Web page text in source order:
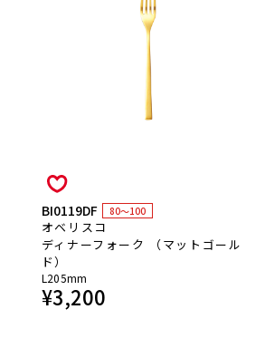
BI0119DF 80～100
オベリスコ
ディナーフォーク （マットゴール
ド）
L205mm
¥3,200